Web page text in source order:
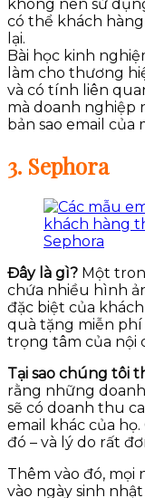
không nên sử
có thể khách
lại.
Bài học kinh
làm cho thương
và có tính liên
mà doanh nghiệp
bản sao email của
3. Sephora
Đây là gì? Một
chứa nhiều hình
đặc biệt của
quà tặng miễn phí
trọng tâm của nội
Tại sao chúng tôi
rằng những doanh
sẽ có doanh thu
email khác của
đó – và lý do rất
Thêm vào đó, mọi
vào ngày sinh